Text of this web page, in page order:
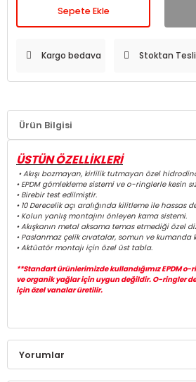
Sepete Ekle
Kargo bedava Stoktan
Ürün Bilgisi
ÜSTÜN ÖZELLİKLERİ
• Akışı bozmayan, kirlilik tutmayan özel
• EPDM gömlekleme sistemi ve o-ringlerle kesin
• Birebir test edilmiştir.
• 10 Derecelik açı aralığında kilitleme ile hassas
• Kolun yanlış montajını önleyen kama sistemi.
• Akışkanın metal aksama temas etmediği özel
• Paslanmaz çelik cıvatalar, somun ve kumanda
• Aktüatör montajı için özel üst tabla.
**Standart ürünlerimizde kullandığımız EPDM
ve organik yağlar için uygun değildir. O-ringler
için özel vanalar üretilir.
Yorumlar